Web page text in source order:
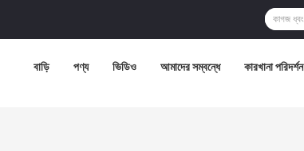
বাড়ি পণ্য ভিডিও আমাদের সম্বন্ধে কারখানা পরিদর্শন